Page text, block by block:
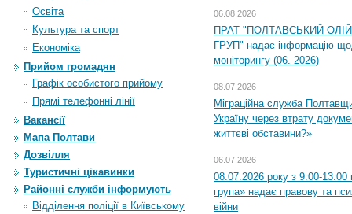
Освіта
Культура та спорт
Економіка
Прийом громадян
Графік особистого прийому
Прямі телефонні лінії
Вакансії
Мапа Полтави
Дозвілля
Туристичні цікавинки
Районні служби інформують
Відділення поліції в Київському
06.08.2026
ПРАТ "ПОЛТАВСЬКИЙ
ГРУП" надає інформацію
моніторингу (06. 2026)
08.07.2026
Міграційна служба
Україну через втрату
життєві обставини?»
06.07.2026
08.07.2026 року з 9:00-13:00
група» надає правову та
війни